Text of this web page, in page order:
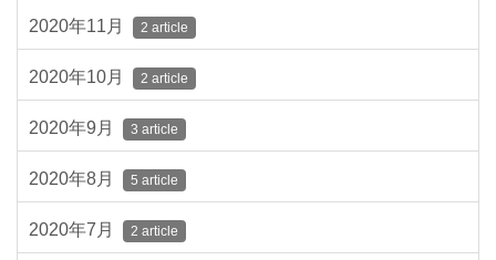
2020年11月 2 article
2020年10月 2 article
2020年9月 3 article
2020年8月 5 article
2020年7月 2 article